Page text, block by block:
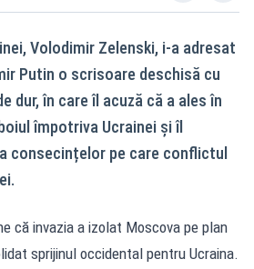
Volodimir Zelenski, i-a adresat
Putin o scrisoare deschisă cu
dur, în care îl acuză că a ales în
împotriva Ucrainei și îl
consecințelor pe care conflictul
că invazia a izolat Moscova pe plan
sprijinul occidental pentru Ucraina.